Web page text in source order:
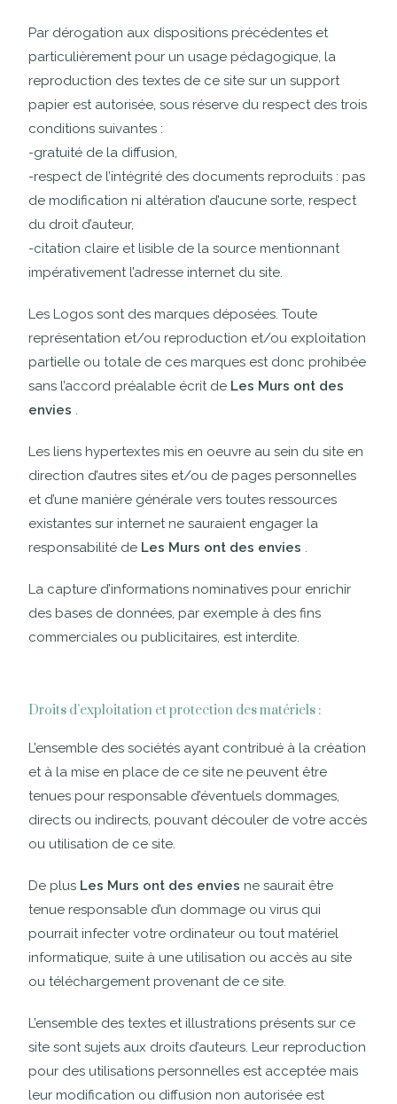
Par dérogation aux dispositions précédentes et
particulièrement pour un usage pédagogique, la
reproduction des textes de ce site sur un support
papier est autorisée, sous réserve du respect des trois
conditions suivantes :
-gratuité de la diffusion,
-respect de l’intégrité des documents reproduits : pas
de modification ni altération d’aucune sorte, respect
du droit d’auteur,
-citation claire et lisible de la source mentionnant
impérativement l’adresse internet du site.
Les Logos sont des marques déposées. Toute
représentation et/ou reproduction et/ou exploitation
partielle ou totale de ces marques est donc prohibée
sans l’accord préalable écrit de Les Murs ont des
envies .
Les liens hypertextes mis en oeuvre au sein du site en
direction d’autres sites et/ou de pages personnelles
et d’une manière générale vers toutes ressources
existantes sur internet ne sauraient engager la
responsabilité de Les Murs ont des envies .
La capture d’informations nominatives pour enrichir
des bases de données, par exemple à des fins
commerciales ou publicitaires, est interdite.
Droits d’exploitation et protection des matériels :
L’ensemble des sociétés ayant contribué à la création
et à la mise en place de ce site ne peuvent être
tenues pour responsable d’éventuels dommages,
directs ou indirects, pouvant découler de votre accès
ou utilisation de ce site.
De plus Les Murs ont des envies ne saurait être
tenue responsable d’un dommage ou virus qui
pourrait infecter votre ordinateur ou tout matériel
informatique, suite à une utilisation ou accès au site
ou téléchargement provenant de ce site.
L’ensemble des textes et illustrations présents sur ce
site sont sujets aux droits d’auteurs. Leur reproduction
pour des utilisations personnelles est acceptée mais
leur modification ou diffusion non autorisée est